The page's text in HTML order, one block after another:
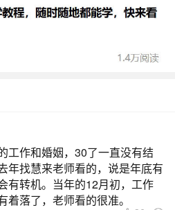
的来历都是很常见的问题，
引起大麻烦，下面就这个
：
个意思吗处暑为什么在立
工作和婚姻，30了一直没有结
年找慧来老师看的，说是年底有
有转机。当年的12月初，工作
着落了，老师看的很准。